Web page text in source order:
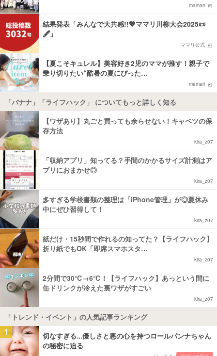
mamari
結果発表「みんなで大共感!!💖ママリ川柳大会2025📜
🖋️」
ママリ公式
【夏こそキュレル】美容好き2児のママが推す！親子で
乗り切りたい“酷暑の夏にぴった…
mamari
「バナナ」「ライフハック」 についてもっと詳しく知る
【ワザあり】丸ごと買っても余らせない！キャベツの保
存方法
kira_z07
「収納アプリ」知ってる？手間のかかるサイズ計測はア
プリにおまかせ◎
kira_z07
多すぎる学校書類の整理は「iPhone管理」が◎夏休み
中にぜひ習得して！
kira_z07
紙だけ・15秒間で作れるの知ってた？【ライフハック】
折り紙でもOK「即席スマホスタ…
kira_z07
2分間で30℃→6℃！【ライフハック】あっという間に
缶ドリンクが冷えた裏ワザがすごい
kira_z07
「トレンド・イベント」の人気記事ランキング
1
切なすぎる...優しさと悪の心を持つロールパンナちゃん
の秘密に迫る